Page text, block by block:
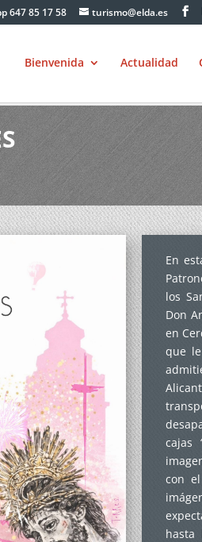
647 85 17 58 turismo@elda.es
Bienvenida Actualidad
En
los
Don
en
que
cajas
con
hasta